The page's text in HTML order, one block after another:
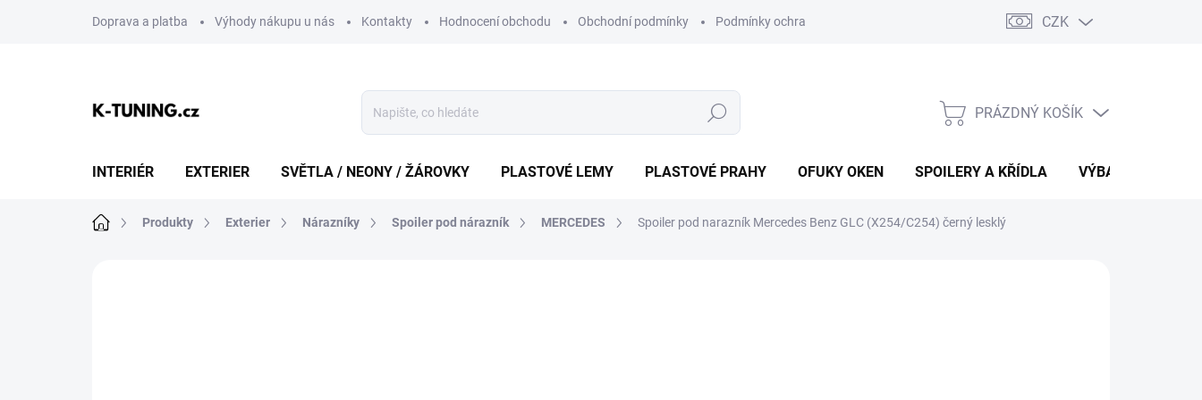
Doprava a platba Výhody nákupu u nás Kontakty Hodnocení obchodu Obchodní podmínky Podmínky ochrany osobních údajů Vracení zboží a reklamace
CZK
Hledat
NÁKUPNÍ
PRÁZDNÝ KOŠÍK
INTERIÉR EXTERIER SVĚTLA / NEONY / ŽÁROVKY PLASTOVÉ LEMY PLASTOVÉ PRAHY OFUKY OKEN SPOILERY A KŘÍDLA VÝBAVA AUTA
Domů Produkty Exterier Nárazníky Spoiler pod nárazník MERCEDES Spoiler pod narazník Mercedes Benz GLC (X254/C254) černý lesklý